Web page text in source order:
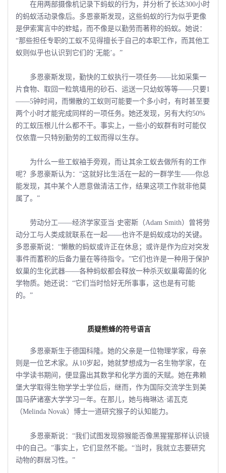
在用两部摄像机记录下蚂蚁的行为，并分析了长达300小时
的蚂蚁活动录像后。多恩豪斯发现，这些蚂蚁的行为似乎更像
是伊索寓言中的蚱蜢，而不像是以勤劳而著称的蚂蚁。她说：
“那些担任专职的工蚁不见得擅长于自己的本职工作，而其他工
蚁则似乎也认识到它们的‘无能’。”
多恩豪斯发现，勤快的工蚁执行一项任务――比如采集一
片食物、取回一粒筑墙用的砂石、运送一只幼蚁等等――只要1
——5钟时间，而懒散的工蚁则可能要一个多小时，有时甚至要
两个小时才能完成同样的一项任务。她还发现，另有大约50%
的工蚁压根儿什么都不干。事实上，一些小的蚁群有时可能仅
仅依靠一只特别勤劳的工蚁而得以生存。
为什么一些工蚁袖手旁观，而让其余工蚁去做所有的工作
呢？多恩豪斯认为：“这就好比生活在一起的一群学生――你总
能发现，其中某个人愿意做清洁工作，结果这项工作就非他莫
属了。”
劳动分工――经济学家亚当·史密斯（Adam Smith）曾将劳
动分工与人类成就联系在一起――也许不是蚂蚁成功的关键。
多恩豪斯说：“懒散的蚂蚁或许正在休息；或许是作为应对突发
事件而蓄积的后备力量在等待指令。”它们也许是一种用于保护
蚁巢的生化武器――各种蚂蚁都会释放一种杀灭蚁巢霉菌的化
学物质。她还说：“它们当时恰好无所事事，这也是有可能
的。”
质疑熊蜂的符号语言
多恩豪斯生于德国科隆。她的父亲是一位物理学家，母亲
则是一位艺术家。从10岁起，她就梦想成为一名生物学家，在
中学读书期间，便显露出其数学和化学方面的天赋。她在弗赖
堡大学取得生物学学士学位后，继而，作为国际交流学生到美
国马萨诸塞大学学习一年。在那儿，她与梅琳达·诺瓦克
（Melinda Novak）博士一道研究猴子的认知能力。
多恩豪斯说：“我们试图发现猕猴能否像黑猩猩那样认识镜
中的自己。”事实上，它们显然不能。“当时，我就立志要研究
动物的群居习性。”